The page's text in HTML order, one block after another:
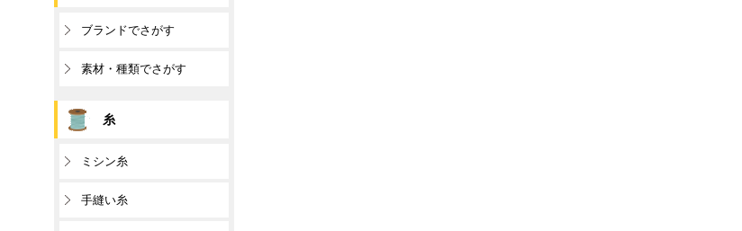
ブランドでさがす
素材・種類でさがす
糸
ミシン糸
手縫い糸